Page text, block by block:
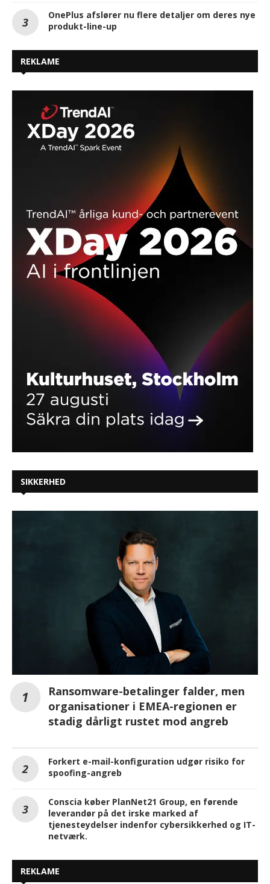
OnePlus afslører nu flere detaljer om deres nye
produkt-line-up
REKLAME
SIKKERHED
Ransomware-betalinger falder, men
organisationer i EMEA-regionen er
stadig dårligt rustet mod angreb
Forkert e-mail-konfiguration udgør risiko for
spoofing-angreb
Conscia køber PlanNet21 Group, en førende
leverandør på det irske marked af
tjenesteydelser indenfor cybersikkerhed og IT-
netværk.
REKLAME